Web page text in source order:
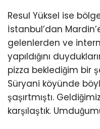
Resul Yüksel ise
İstanbul’dan
gelenlerden ve
yapıldığını
pizza beklediğim bir
Süryani köyünde
şaşırtmıştı.
karşılaştık.